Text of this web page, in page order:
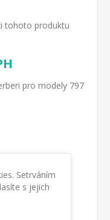
tohoto produktu
pro modely 797
Setrváním
s jejich